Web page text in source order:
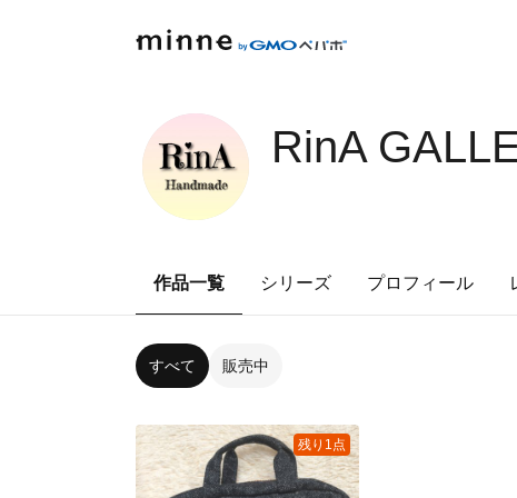
RinA
作品一覧 シリーズ プロフィール
すべて 販売中
残り1点